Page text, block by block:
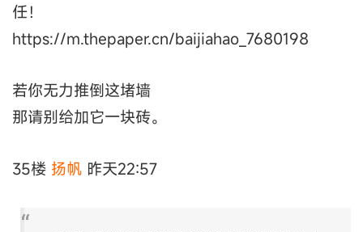
任！
https://m.thepaper.cn/baijiahao_7680198
若你无力推倒这堵墙
那请别给加它一块砖。
35楼 扬帆 昨天22:57